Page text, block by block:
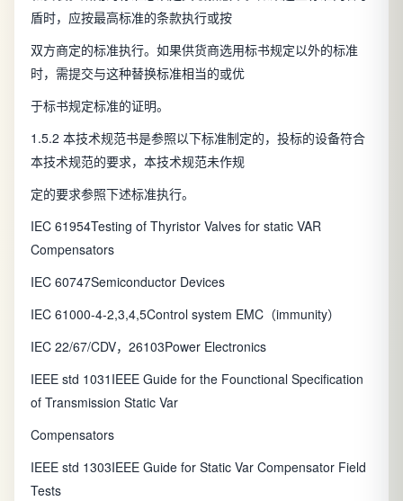
盾时，应按最高标准的条款执行或按
双方商定的标准执行。如果供货商选用标书规定以外的标准
时，需提交与这种替换标准相当的或优
于标书规定标准的证明。
1.5.2 本技术规范书是参照以下标准制定的，投标的设备符合
本技术规范的要求，本技术规范未作规
定的要求参照下述标准执行。
IEC 61954Testing of Thyristor Valves for static VAR
Compensators
IEC 60747Semiconductor Devices
IEC 61000-4-2,3,4,5Control system EMC（immunity）
IEC 22/67/CDV，26103Power Electronics
IEEE std 1031IEEE Guide for the Founctional Specification
of Transmission Static Var
Compensators
IEEE std 1303IEEE Guide for Static Var Compensator Field
Tests